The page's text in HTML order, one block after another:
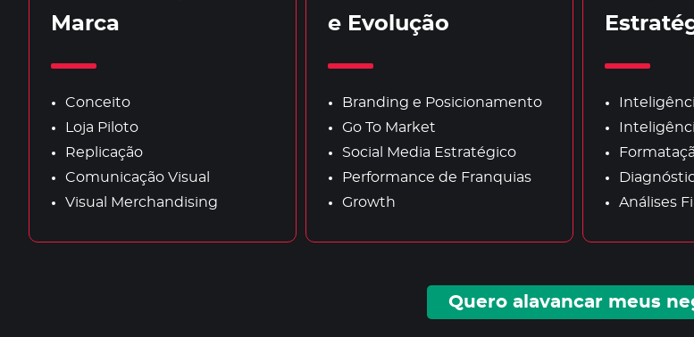
Marca
Conceito
Loja Piloto
Replicação
Comunicação Visual
Visual Merchandising
e Evolução
Branding e Posicionamento
Go To Market
Social Media Estratégico
Performance de Franquias
Growth
Análises
Quero alavancar meus